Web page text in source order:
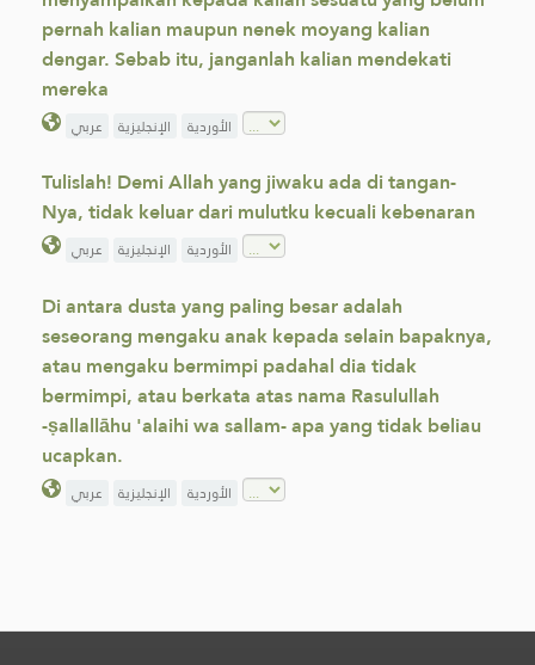
pernah kalian maupun nenek moyang kalian
dengar. Sebab itu, janganlah kalian mendekati
mereka
عربي الإنجليزية الأوردية
Tulislah! Demi Allah yang jiwaku ada di tangan-
Nya, tidak keluar dari mulutku kecuali kebenaran
عربي الإنجليزية الأوردية
Di antara dusta yang paling besar adalah
seseorang mengaku anak kepada selain bapaknya,
atau mengaku bermimpi padahal dia tidak
bermimpi, atau berkata atas nama Rasulullah
-ṣallallāhu 'alaihi wa sallam- apa yang tidak beliau
ucapkan.
عربي الإنجليزية الأوردية